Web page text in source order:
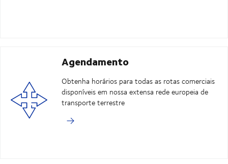
Agendamento
Obtenha horários para todas as rotas comerciais
disponíveis em nossa extensa rede europeia de
transporte terrestre